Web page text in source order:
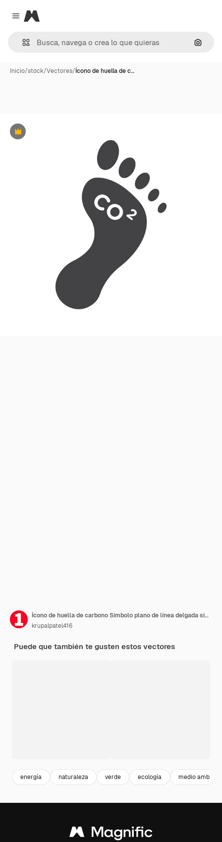
Close menu
Magnific
Inicio/stock/Vectores/Ícono de huella de c…
Premium
Ícono de huella de carbono Símbolo plano de línea delgada simple
krupalpatel416
Puede que también te gusten estos vectores
energía naturaleza verde ecología medio